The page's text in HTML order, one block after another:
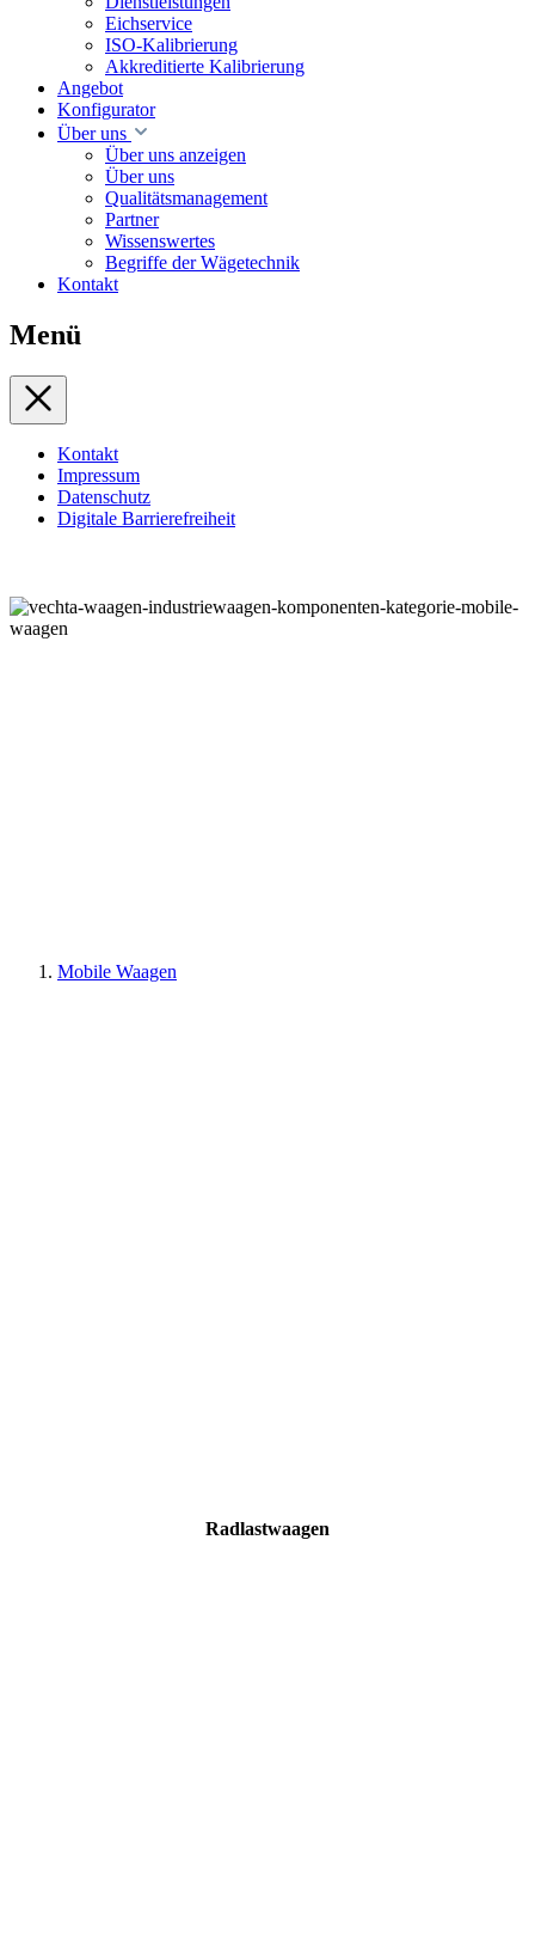
Eichservice
ISO-Kalibrierung
Akkreditierte Kalibrierung
Angebot
Konfigurator
Über uns
Über uns anzeigen
Über uns
Qualitätsmanagement
Partner
Wissenswertes
Begriffe der Wägetechnik
Kontakt
Menü
Kontakt
Impressum
Datenschutz
Digitale Barrierefreiheit
Mobile Waagen
Radlastwaagen